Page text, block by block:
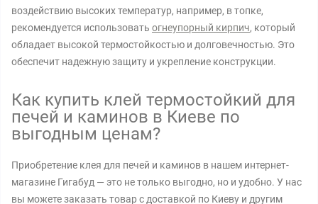
воздействию высоких температур, например, в топке,
рекомендуется использовать огнеупорный кирпич, который
обладает высокой термостойкостью и долговечностью. Это
обеспечит надежную защиту и укрепление конструкции.
Как купить клей термостойкий для
печей и каминов в Киеве по
выгодным ценам?
Приобретение клея для печей и каминов в нашем интернет-
магазине Гигабуд — это не только выгодно, но и удобно. У нас
вы можете заказать товар с доставкой по Киеву и другим